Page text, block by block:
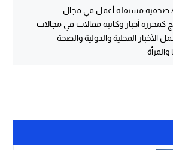
/ صحفية مستقلة أعمل في مجال
كمحررة أخبار وكاتبة مقالات في مجالات
الأخبار المحلية والدولية والصحة
والمرأة